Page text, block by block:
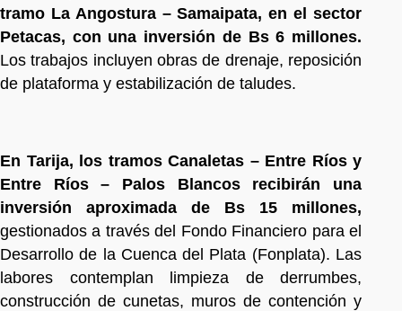
tramo La Angostura – Samaipata, en el sector
Petacas, con una inversión de Bs 6 millones.
Los trabajos incluyen obras de drenaje, reposición
de plataforma y estabilización de taludes.
En Tarija, los tramos Canaletas – Entre Ríos y
Entre Ríos – Palos Blancos recibirán una
inversión aproximada de Bs 15 millones,
gestionados a través del Fondo Financiero para el
Desarrollo de la Cuenca del Plata (Fonplata). Las
labores contemplan limpieza de derrumbes,
construcción de cunetas, muros de contención y